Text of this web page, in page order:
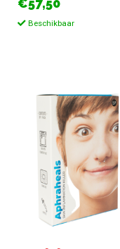
Beschikbaar